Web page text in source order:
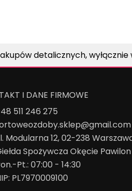
detalicznych, wyłącznie
I DANE FIRMOWE
511 246 275
Modularna 12, 02-238
Spożywcza Okęcie
Pt.: 07:00 - 14:30
PL7970009100